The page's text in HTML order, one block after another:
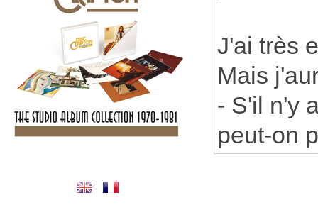
J'ai très
Mais
- S'il n'y
peut-on